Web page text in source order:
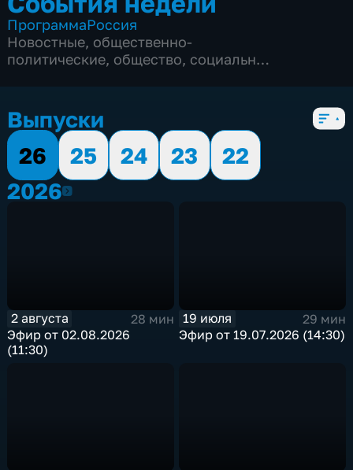
ПрограммаРоссия
Новостные, общественно-
политические, общество, социально-
Выпуски
26
25 24 23
22
20262026
2 августа
28 мин
Эфир от 02.08.2026
(11:30)
19 июля
29 мин
Эфир от 19.07.2026 (14:30)